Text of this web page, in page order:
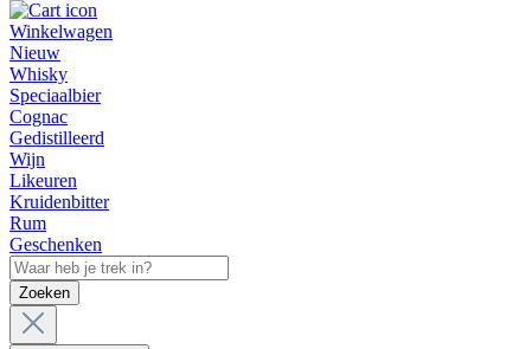
Winkelwagen
Nieuw
Whisky
Speciaalbier
Cognac
Gedistilleerd
Wijn
Likeuren
Kruidenbitter
Rum
Geschenken
Zoeken